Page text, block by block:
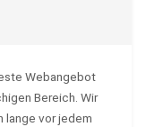
Webangebot
Bereich. Wir
lange vor jedem